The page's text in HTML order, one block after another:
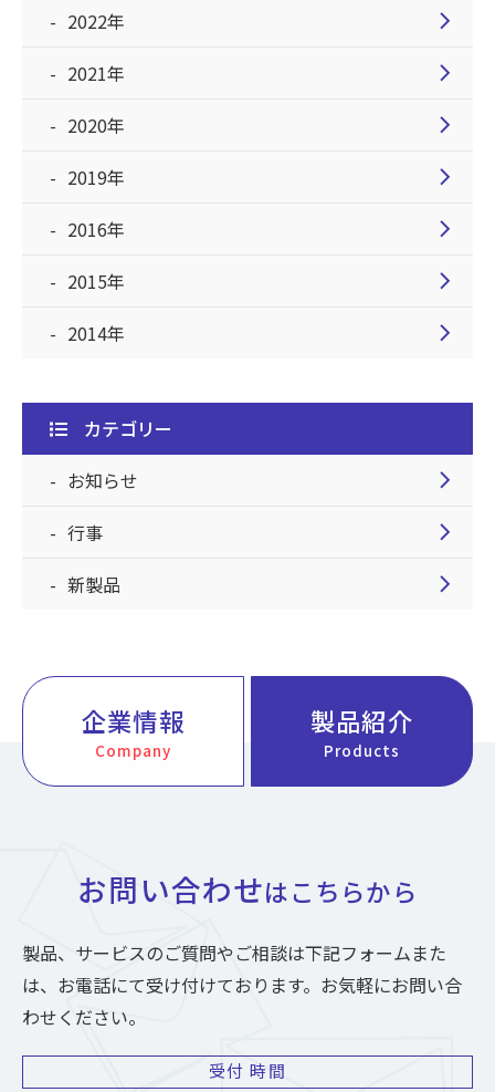
2022年 chevron_right
2021年 chevron_right
2020年 chevron_right
2019年 chevron_right
2016年 chevron_right
2015年 chevron_right
2014年 chevron_right
カテゴリー
お知らせ
chevron_right
行事 chevron_right
新製品 chevron_right
企業情報
Company
製品紹介
Products
お問い合わせはこちらから
製品、サービスのご質問やご相談は下記フォームまた
は、お電話にて受け付けております。お気軽にお問い合
わせください。
受付 時間